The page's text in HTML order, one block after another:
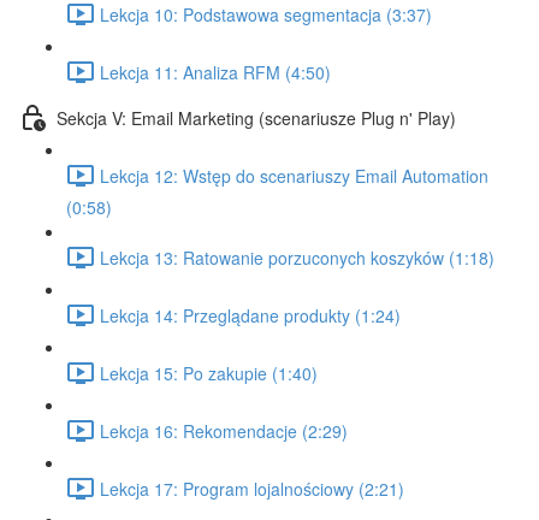
Lekcja 10: Podstawowa segmentacja (3:37)
Lekcja 11: Analiza RFM (4:50)
Sekcja V: Email Marketing (scenariusze Plug n' Play)
Lekcja 12: Wstęp do scenariuszy Email Automation
(0:58)
Lekcja 13: Ratowanie porzuconych koszyków (1:18)
Lekcja 14: Przeglądane produkty (1:24)
Lekcja 15: Po zakupie (1:40)
Lekcja 16: Rekomendacje (2:29)
Lekcja 17: Program lojalnościowy (2:21)